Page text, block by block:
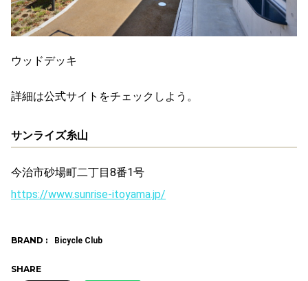
ウッドデッキ
詳細は公式サイトをチェックしよう。
サンライズ糸山
今治市砂場町二丁目8番1号
https://www.sunrise-itoyama.jp/
BRAND : Bicycle Club
SHARE